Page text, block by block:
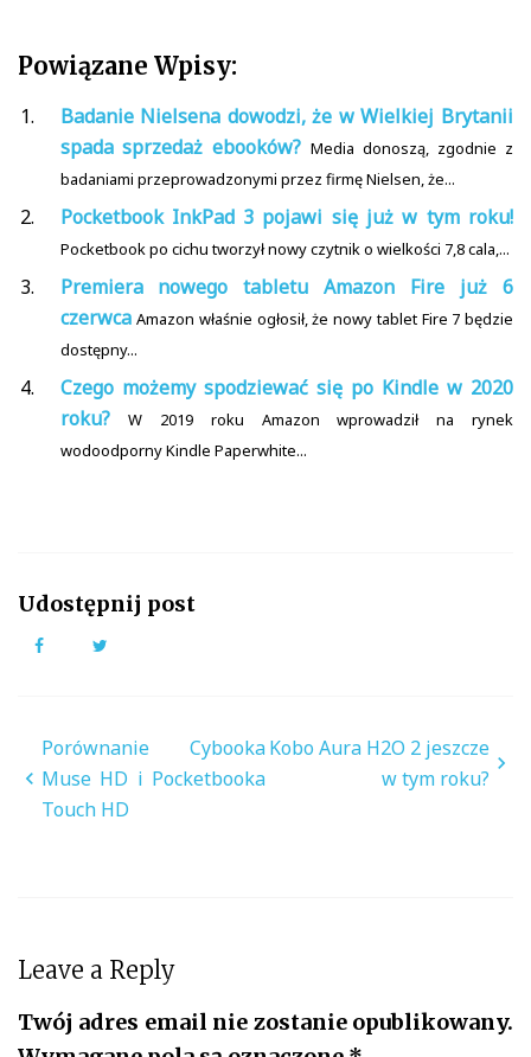
Powiązane Wpisy:
Badanie Nielsena dowodzi, że w Wielkiej Brytanii
spada sprzedaż ebooków? Media donoszą, zgodnie z
badaniami przeprowadzonymi przez firmę Nielsen, że...
Pocketbook InkPad 3 pojawi się już w tym roku!
Pocketbook po cichu tworzył nowy czytnik o wielkości 7,8 cala,...
Premiera nowego tabletu Amazon Fire już 6
czerwca Amazon właśnie ogłosił, że nowy tablet Fire 7 będzie
dostępny...
Czego możemy spodziewać się po Kindle w 2020
roku?
W 2019 roku Amazon wprowadził na rynek
wodoodporny Kindle Paperwhite...
Udostępnij post
Facebook
Nawigacja
wpisu
Porównanie Cybooka
Muse HD i Pocketbooka
Touch HD
Kobo Aura H2O 2 jeszcze
w tym roku?
Leave a Reply
Twój adres email nie zostanie opublikowany.